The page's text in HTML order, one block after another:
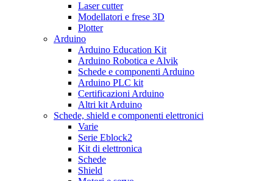
Laser cutter
Modellatori e frese 3D
Plotter
Arduino
Arduino Education Kit
Arduino Robotica e Alvik
Schede e componenti Arduino
Arduino PLC kit
Certificazioni Arduino
Altri kit Arduino
Schede, shield e componenti elettronici
Varie
Serie Eblock2
Kit di elettronica
Schede
Shield